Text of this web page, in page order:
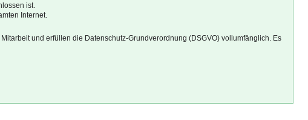
ist.
Internet.
und erfüllen die Datenschutz-Grundverordnung (DSGVO) vollumfänglich. Es